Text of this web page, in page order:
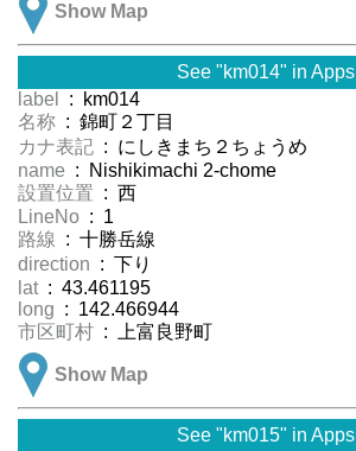
Show Map
See "km014" in Apps
label
: km014
名称 : 錦町２丁目
カナ表記 : にしきまち２ちょうめ
name : Nishikimachi 2-chome
設置位置 : 西
LineNo : 1
路線 : 十勝岳線
direction : 下り
lat : 43.461195
long : 142.466944
市区町村 : 上富良野町
Show Map
See "km015" in Apps